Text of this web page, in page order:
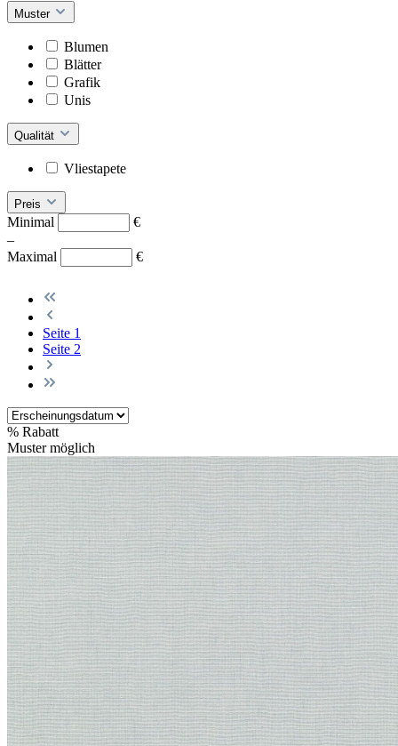
Muster
Blumen
Blätter
Grafik
Unis
Qualität
Vliestapete
Preis
Minimal
€
–
Maximal
€
Seite 1
Seite 2
% Rabatt
Muster möglich